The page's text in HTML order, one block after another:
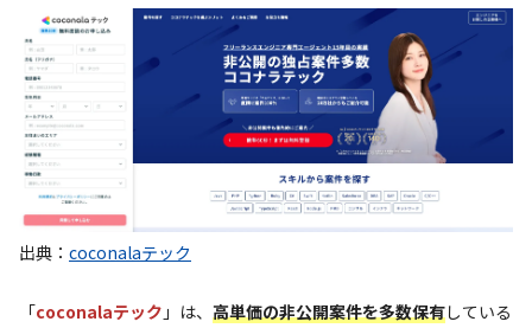
出典： coconalaテック
「coconalaテック 」は、 高単価の非公開案件を多数保有している